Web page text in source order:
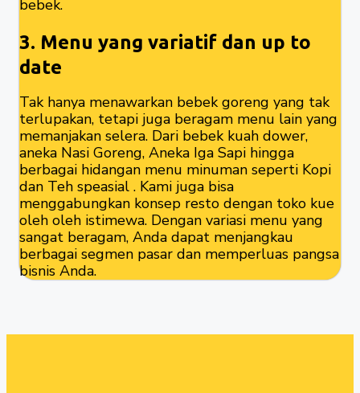
bebek.
3. Menu yang variatif dan up to
date
Tak hanya menawarkan bebek goreng yang tak
terlupakan, tetapi juga beragam menu lain yang
memanjakan selera. Dari bebek kuah dower,
aneka Nasi Goreng, Aneka Iga Sapi hingga
berbagai hidangan menu minuman seperti Kopi
dan Teh speasial . Kami juga bisa
menggabungkan konsep resto dengan toko kue
oleh oleh istimewa. Dengan variasi menu yang
sangat beragam, Anda dapat menjangkau
berbagai segmen pasar dan memperluas pangsa
bisnis Anda.